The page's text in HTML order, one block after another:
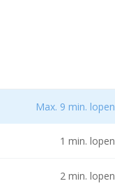
Aldi en de Plus.
Max. 9 min. lopen
1 min. lopen
2 min. lopen